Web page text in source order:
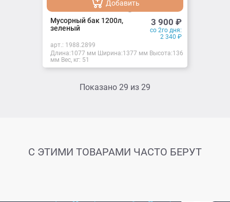
Добавить
Добавлено
Мусорный бак 1200л,
зеленый
3 900 ₽
со 2го дня:
2 340 ₽
арт.: 1988.2899
Длина:1077 мм Ширина:1377 мм Высота:1369
мм Вес, кг: 51
Показано 29 из 29
С ЭТИМИ ТОВАРАМИ ЧАСТО БЕРУТ